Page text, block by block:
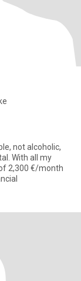
not alcoholic,
2,300 €/month